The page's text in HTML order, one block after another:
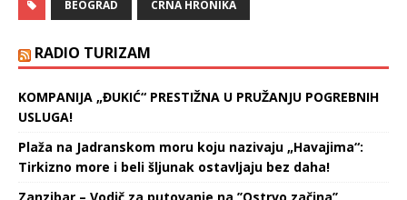
držao više od 10,8
Optužnicom, koja je
predata Višem sudu u
potvrđivanju, Filip B. se
tereti za krivično…
BEOGRAD CRNA HRONIKA
RADIO TURIZAM
KOMPANIJA „ĐUKIĆ“ PRESTIŽNA U PRUŽANJU POGREBNIH
USLUGA!
Plaža na Jadranskom moru koju nazivaju „Havajima“:
Tirkizno more i beli šljunak ostavljaju bez daha!